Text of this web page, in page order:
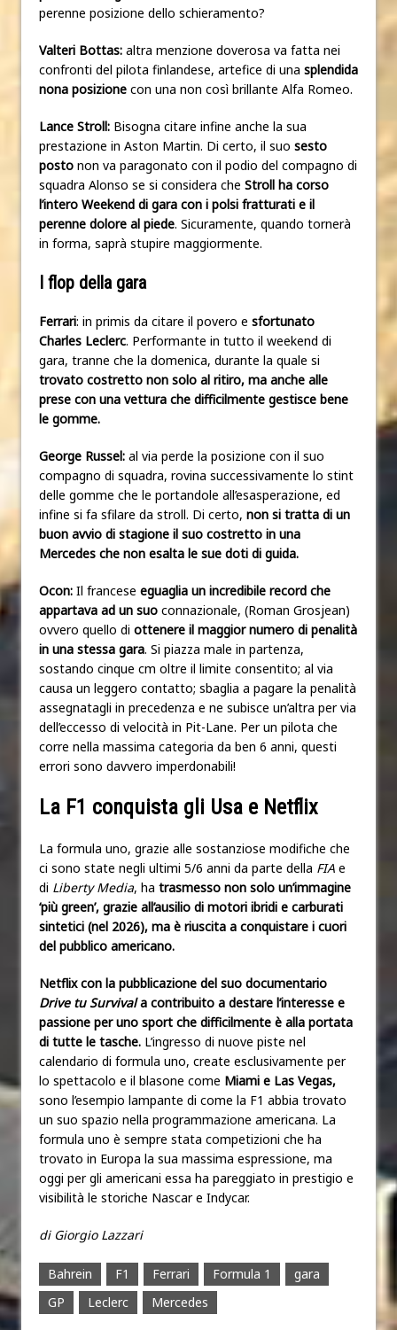
perenne posizione dello schieramento?
Valteri Bottas: altra menzione doverosa va fatta nei
confronti del pilota finlandese, artefice di una splendida
nona posizione con una non così brillante Alfa Romeo.
Lance Stroll: Bisogna citare infine anche la sua
prestazione in Aston Martin. Di certo, il suo sesto
posto non va paragonato con il podio del compagno di
squadra Alonso se si considera che Stroll ha corso
l’intero Weekend di gara con i polsi fratturati e il
perenne dolore al piede. Sicuramente, quando tornerà
in forma, saprà stupire maggiormente.
I flop della gara
Ferrari: in primis da citare il povero e sfortunato
Charles Leclerc. Performante in tutto il weekend di
gara, tranne che la domenica, durante la quale si
trovato costretto non solo al ritiro, ma anche alle
prese con una vettura che difficilmente gestisce bene
le gomme.
George Russel: al via perde la posizione con il suo
compagno di squadra, rovina successivamente lo stint
delle gomme che le portandole all’esasperazione, ed
infine si fa sfilare da stroll. Di certo, non si tratta di un
buon avvio di stagione il suo costretto in una
Mercedes che non esalta le sue doti di guida.
Ocon: Il francese eguaglia un incredibile record che
appartava ad un suo connazionale, (Roman Grosjean)
ovvero quello di ottenere il maggior numero di penalità
in una stessa gara. Si piazza male in partenza,
sostando cinque cm oltre il limite consentito; al via
causa un leggero contatto; sbaglia a pagare la penalità
assegnatagli in precedenza e ne subisce un’altra per via
dell’eccesso di velocità in Pit-Lane. Per un pilota che
corre nella massima categoria da ben 6 anni, questi
errori sono davvero imperdonabili!
La F1 conquista gli Usa e Netflix
La formula uno, grazie alle sostanziose modifiche che
ci sono state negli ultimi 5/6 anni da parte della FIA e
di Liberty Media, ha trasmesso non solo un’immagine
‘più green’, grazie all’ausilio di motori ibridi e carburati
sintetici (nel 2026), ma è riuscita a conquistare i cuori
del pubblico americano.
Netflix con la pubblicazione del suo documentario
Drive tu Survivala contribuito a destare l’interesse e
passione per uno sport che difficilmente è alla portata
di tutte le tasche. L’ingresso di nuove piste nel
calendario di formula uno, create esclusivamente per
lo spettacolo e il blasone come Miami e Las Vegas,
sono l’esempio lampante di come la F1 abbia trovato
un suo spazio nella programmazione americana. La
formula uno è sempre stata competizioni che ha
trovato in Europa la sua massima espressione, ma
oggi per gli americani essa ha pareggiato in prestigio e
visibilità le storiche Nascar e Indycar.
di Giorgio Lazzari
Bahrein F1 Ferrari Formula 1
gara
GP
Leclerc Mercedes